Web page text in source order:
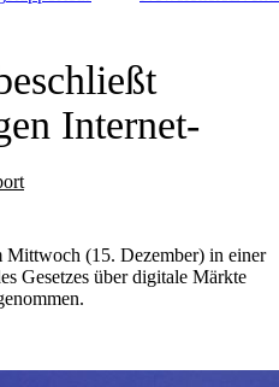
Internet-
Mittwoch (15. Dezember) in einer
Gesetzes über digitale Märkte